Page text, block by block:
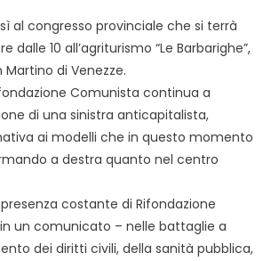
al congresso provinciale che si terrà
dalle 10 all’agriturismo “Le Barbarighe”,
di Venezze.
Comunista continua a
di una sinistra anticapitalista,
ai modelli che in questo momento
a destra quanto nel centro
costante di Rifondazione
un comunicato – nelle battaglie a
dei diritti civili, della sanità pubblica,